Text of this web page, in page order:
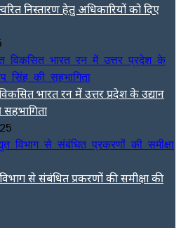
निस्तारण हेतु अधिकारियों को दिए
भारत रन में उत्तर प्रदेश के उद्यान
सहभागिता
विभाग से संबंधित प्रकरणों की समीक्षा की